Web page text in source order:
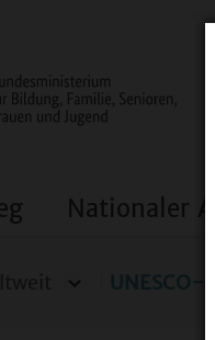
Nationaler
UNESCO-